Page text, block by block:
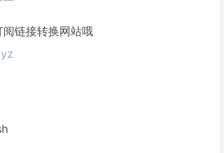
链接转换网站哦